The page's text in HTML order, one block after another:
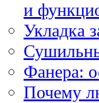
и
Укладка
Фанера:
Почему